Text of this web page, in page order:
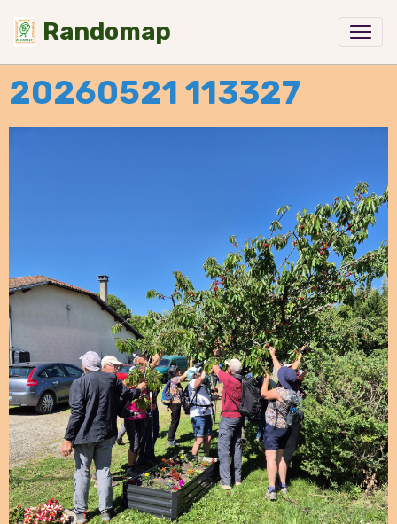
Randomap
20260521 113327